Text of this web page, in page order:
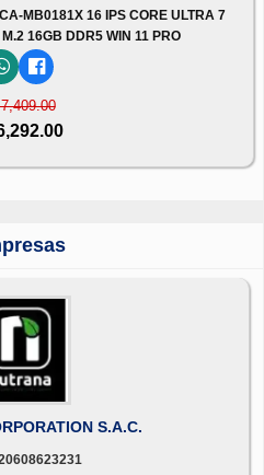
MB0181X 16 IPS CORE ULTRA 7
16GB DDR5 WIN 11 PRO
S.A.C.